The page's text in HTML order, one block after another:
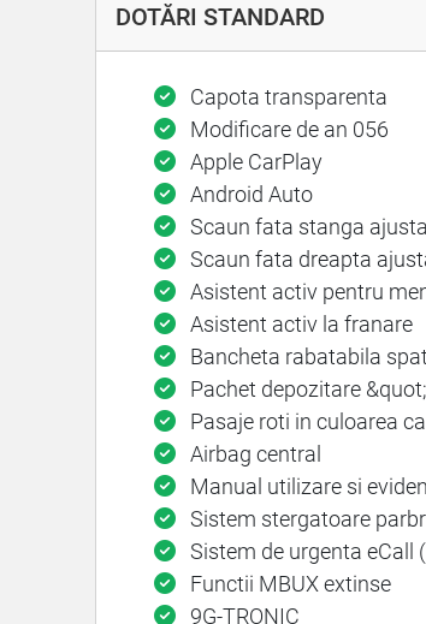
DOTĂRI STANDARD
Capota transparenta
Modificare de an 056
Apple CarPlay
Android Auto
Scaun fata stanga
Scaun fata dreapta
Asistent activ pentru
Asistent activ la franare
Bancheta rabatabila
Pachet depozitare
Pasaje roti in culoarea
Airbag central
Manual utilizare si
Sistem stergatoare
Sistem de urgenta eCall
Functii MBUX extinse
9G-TRONIC